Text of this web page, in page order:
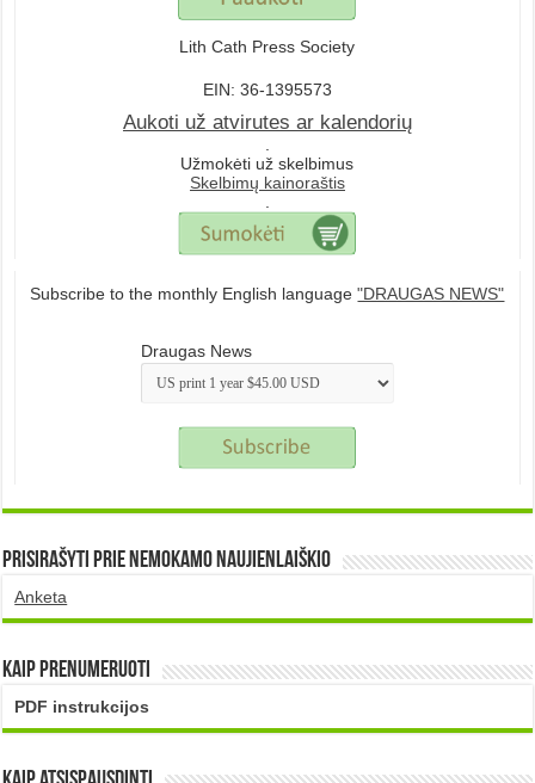
Lith Cath Press Society
EIN: 36-1395573
Aukoti už atvirutes ar kalendorių
.
Užmokėti už skelbimus
Skelbimų kainoraštis
.
Subscribe to the monthly English language"DRAUGAS NEWS"
Draugas News
Prisirašyti prie nemokamo naujienlaiškio
Anketa
Kaip prenumeruoti
PDF instrukcijos